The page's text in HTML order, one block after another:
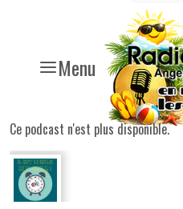
Menu
Ce podcast n'est plus disponible.